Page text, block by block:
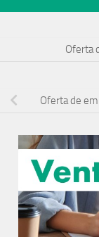
Oferta
Oferta de